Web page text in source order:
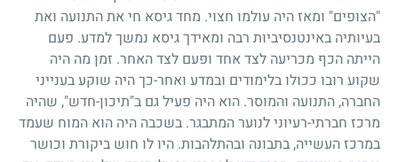
"הצופים" ומאז היה עולמו חצוי. מחד גיסא חי את התנועה ואת
בעיותיה באינטנסיביות רבה ומאידך גיסא נמשך למדע. פעם
הייתה הכף מכריעה לצד אחד ופעם לצד האחר. זמן מה היה
שקוע רובו ככולו בלימודים ובמדע ואחר-כך היה שוקע בענייני
החברה, התנועה והמוסר. הוא היה פעיל גם ב"תיכון-חדש", שהיה
מרכז חברתי-רעיוני לנוער המתבגר. בשכבה היה הוא המוח שעמד
במרכז העשייה, בתבונה ובהתלהבות. היו לו חוש ביקורת וכושר